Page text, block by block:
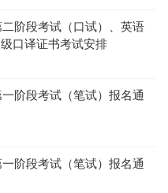
阶段考试（口试）、英语
口译证书考试安排
阶段考试（笔试）报名通
阶段考试（笔试）报名通